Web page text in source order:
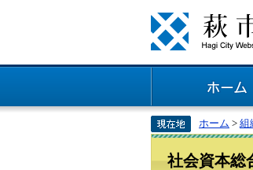
ホーム > 組
社会資本総